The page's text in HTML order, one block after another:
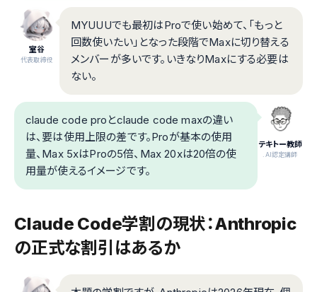
室谷
代表取締役
MYUUUでも最初はProで使い始めて、「もっと
回数使いたい」となった段階でMaxに切り替える
メンバーが多いです。いきなりMaxにする必要は
ない。
テキトー教師
.AI認定講師
claude code proとclaude code maxの違い
は、要は使用上限の差です。Proが基本の使用
量、Max 5xはProの5倍、Max 20xは20倍の使
用量が使えるイメージです。
Claude Code学割の現状：Anthropic
の正式な割引はあるか